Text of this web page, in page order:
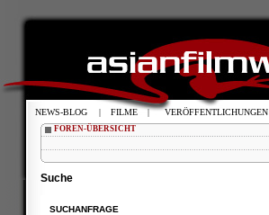
FOREN-ÜBERSICHT
Suche
SUCHANFRAGE
NEWS-BLOG | FILME | VERÖFFENTLICHUNGEN